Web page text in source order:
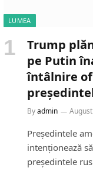
LUMEA
Trump
pe Putin
întâlnire
Byadmin
Președintele
intenționează
președintele